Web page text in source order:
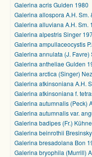
Galerina acris Gulden 1980
Galerina allospora A.H. Sm.
Galerina alluviana A.H. Sm.
Galerina alpestris Singer
Galerina ampullaceocystis
Galerina annulata (J. Favre)
Galerina antheliae Gulden
Galerina arctica (Singer)
Galerina atkinsoniana A.H.
Galerina atkinsoniana f.
Galerina autumnalis (Peck)
Galerina autumnalis var.
Galerina badipes (Fr.)
Galerina beinrothii
Galerina bresadolana Bon
Galerina bryophila (Murrill)